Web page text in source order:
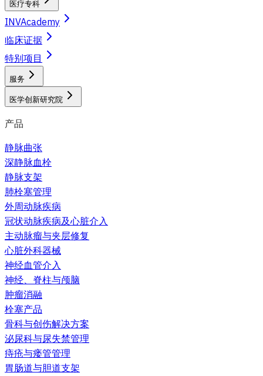
医疗专科
INVAcademy
临床证据
特别项目
服务
医学创新研究院
产品
静脉曲张
深静脉血栓
静脉支架
肺栓塞管理
外周动脉疾病
冠状动脉疾病及心脏介入
主动脉瘤与夹层修复
心脏外科器械
神经血管介入
神经、脊柱与颅脑
肿瘤消融
栓塞产品
骨科与创伤解决方案
泌尿科与尿失禁管理
痔疮与瘘管管理
胃肠道与胆道支架